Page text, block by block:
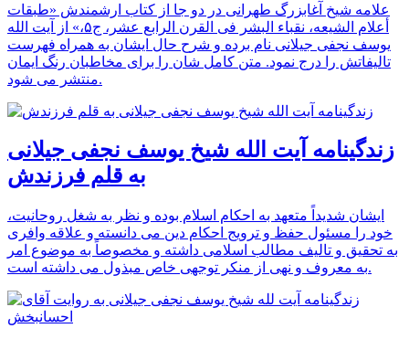
علامه شیخ آغابزرگ طهرانی در دو جا از کتاب ارشمندش «طبقات
أعلام الشیعه، نقباء البشر فی القرن الرابع عشر، ج۵،» از آیت الله
یوسف نجفی جیلانی نام برده و شرح حال ایشان به همراه فهرست
تالیفاتش را درج نمود. متن کامل شان را برای مخاطبان رنگ ایمان
منتشر می شود.
زندگینامه آیت الله شیخ یوسف نجفی جیلانی
به قلم فرزندش
ایشان شدیداً متعهد به احکام اسلام بوده و نظر به شغل روحانیت،
خود را مسئول حفظ و ترویج احکام دین می دانسته و علاقه وافری
به تحقیق و تالیف مطالب اسلامی داشته و مخصوصاً به موضوع امر
به معروف و نهی از منکر توجهی خاص مبذول می داشته است.